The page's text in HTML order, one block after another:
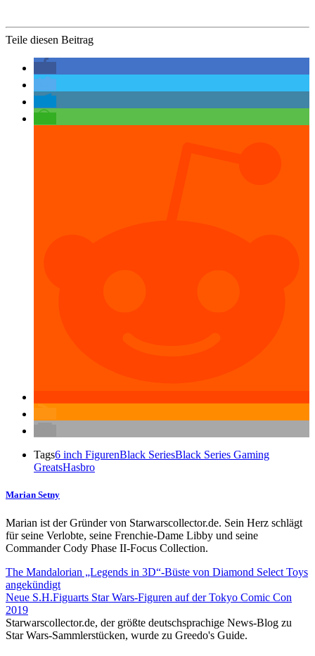
Teile diesen Beitrag
Tags6 inch FigurenBlack SeriesBlack Series Gaming
GreatsHasbro
Marian Setny
Marian ist der Gründer von Starwarscollector.de. Sein Herz schlägt
für seine Verlobte, seine Frenchie-Dame Libby und seine
Commander Cody Phase II-Focus Collection.
The Mandalorian „Legends in 3D“-Büste von Diamond Select Toys
angekündigt
Neue S.H.Figuarts Star Wars-Figuren auf der Tokyo Comic Con
2019
Starwarscollector.de, der größte deutschsprachige News-Blog zu
Star Wars-Sammlerstücken, wurde zu Greedo's Guide.